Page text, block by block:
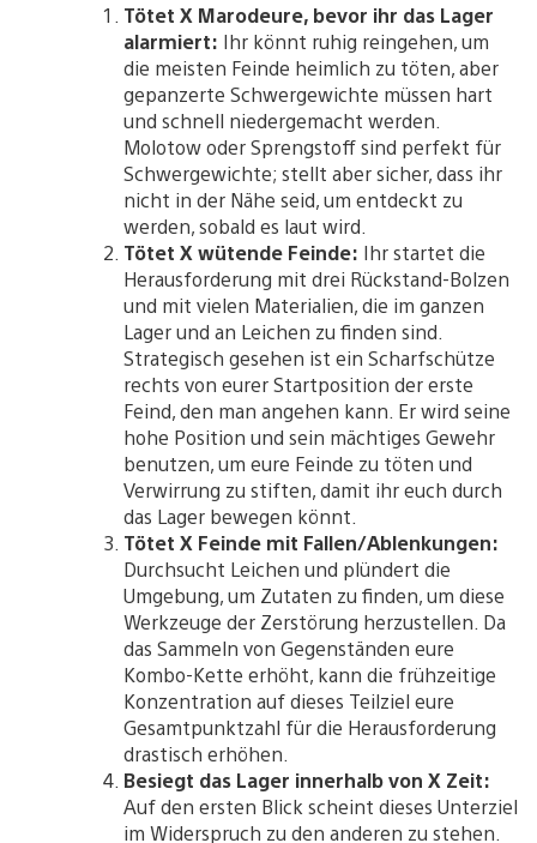
Tötet X Marodeure, bevor ihr das Lager
alarmiert: Ihr könnt ruhig reingehen, um
die meisten Feinde heimlich zu töten, aber
gepanzerte Schwergewichte müssen hart
und schnell niedergemacht werden.
Molotow oder Sprengstoff sind perfekt für
Schwergewichte; stellt aber sicher, dass ihr
nicht in der Nähe seid, um entdeckt zu
werden, sobald es laut wird.
Tötet X wütende Feinde: Ihr startet die
Herausforderung mit drei Rückstand-Bolzen
und mit vielen Materialien, die im ganzen
Lager und an Leichen zu finden sind.
Strategisch gesehen ist ein Scharfschütze
rechts von eurer Startposition der erste
Feind, den man angehen kann. Er wird seine
hohe Position und sein mächtiges Gewehr
benutzen, um eure Feinde zu töten und
Verwirrung zu stiften, damit ihr euch durch
das Lager bewegen könnt.
Tötet X Feinde mit Fallen/Ablenkungen:
Durchsucht Leichen und plündert die
Umgebung, um Zutaten zu finden, um diese
Werkzeuge der Zerstörung herzustellen. Da
das Sammeln von Gegenständen eure
Kombo-Kette erhöht, kann die frühzeitige
Konzentration auf dieses Teilziel eure
Gesamtpunktzahl für die Herausforderung
drastisch erhöhen.
Besiegt das Lager innerhalb von X Zeit:
Auf den ersten Blick scheint dieses Unterziel
im Widerspruch zu den anderen zu stehen.